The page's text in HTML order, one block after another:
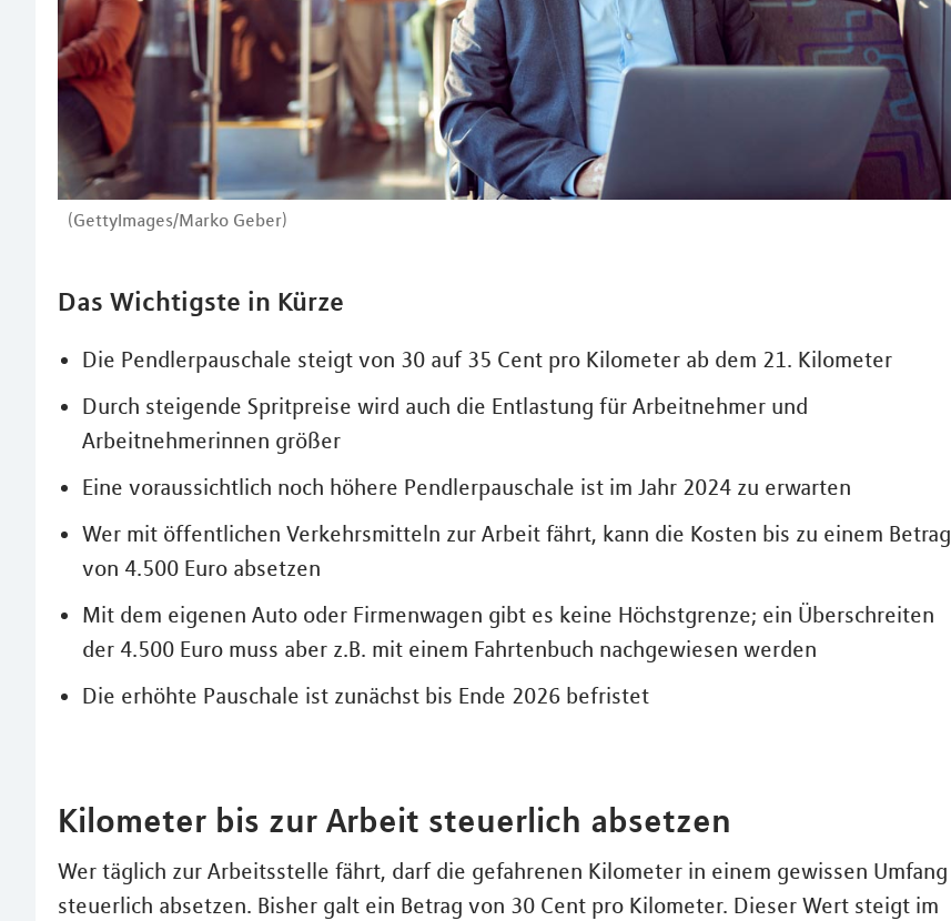
(GettyImages/Marko Geber)
Das Wichtigste in Kürze
Die Pendlerpauschale steigt von 30 auf 35 Cent pro Kilometer ab dem 21. Kilometer
Durch steigende Spritpreise wird auch die Entlastung für Arbeitnehmer und
Arbeitnehmerinnen größer
Eine voraussichtlich noch höhere Pendlerpauschale ist im Jahr 2024 zu erwarten
Wer mit öffentlichen Verkehrsmitteln zur Arbeit fährt, kann die Kosten bis zu einem Betrag
von 4.500 Euro absetzen
Mit dem eigenen Auto oder Firmenwagen gibt es keine Höchstgrenze; ein Überschreiten
der 4.500 Euro muss aber z.B. mit einem Fahrtenbuch nachgewiesen werden
Die erhöhte Pauschale ist zunächst bis Ende 2026 befristet
Kilometer bis zur Arbeit steuerlich absetzen
Wer täglich zur Arbeitsstelle fährt, darf die gefahrenen Kilometer in einem gewissen Umfang
steuerlich absetzen. Bisher galt ein Betrag von 30 Cent pro Kilometer. Dieser Wert steigt im